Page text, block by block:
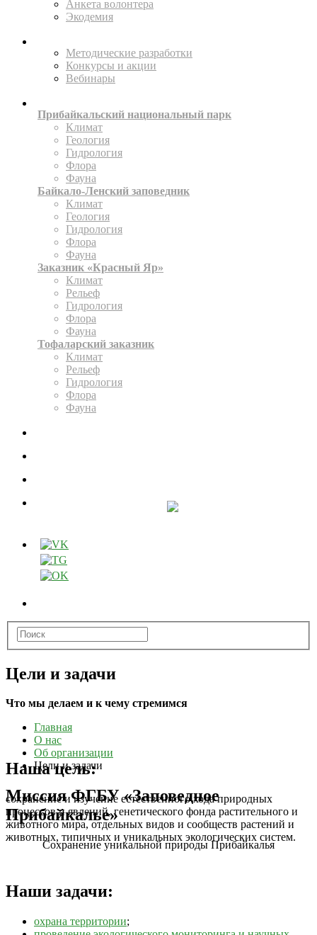
Анкета волонтера
Экодемия
Методические разработки
Конкурсы и акции
Вебинары
Прибайкальский национальный парк
Климат
Геология
Гидрология
Флора
Фауна
Байкало-Ленский заповедник
Климат
Геология
Гидрология
Флора
Фауна
Заказник «Красный Яр»
Климат
Рельеф
Гидрология
Флора
Фауна
Тофаларский заказник
Климат
Рельеф
Гидрология
Флора
Фауна
Цели и задачи
Что мы делаем и к чему стремимся
Главная
О нас
Об организации
Цели и задачи
Миссия ФГБУ «Заповедное
Прибайкалье»
Сохранение уникальной природы Прибайкалья
Наша цель:
сохранение и изучение естественного хода природных
процессов и явлений, генетического фонда растительного и
животного мира, отдельных видов и сообществ растений и
животных, типичных и уникальных экологических систем.
Наши задачи:
охрана территории;